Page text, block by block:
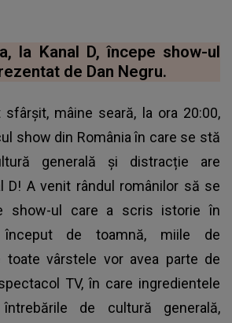
la Kanal D, începe show-ul
de Dan Negru.
mâine seară, la ora 20:00,
show din România în care se stă
generală și distracție are
D! A venit rândul românilor să se
show-ul care a scris istorie în
început de toamnă, miile de
toate vârstele vor avea parte de
TV, în care ingredientele
de cultură generală,